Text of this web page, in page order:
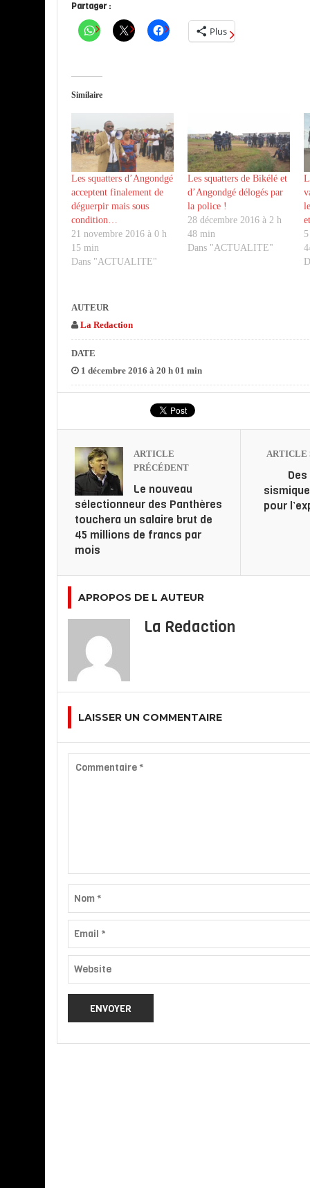
Partager :
Plus
Similaire
Les squatters d’Angondgé
acceptent finalement de
déguerpir mais sous
condition…
21 novembre 2016 à 0 h
15 min
Dans "ACTUALITE"
Les squatters de Bikélé et
d’Angondgé délogés par
la police !
28 décembre 2016 à 2 h
48 min
Dans "ACTUALITE"
AUTEUR
La Redaction
DATE
1 décembre 2016 à 20 h 01 min
ARTICLE
PRÉCÉDENT
Le nouveau
sélectionneur des Panthères
touchera un salaire brut de
45 millions de francs par
mois
ARTICLE
pour
APROPOS DE L AUTEUR
La Redaction
LAISSER UN COMMENTAIRE